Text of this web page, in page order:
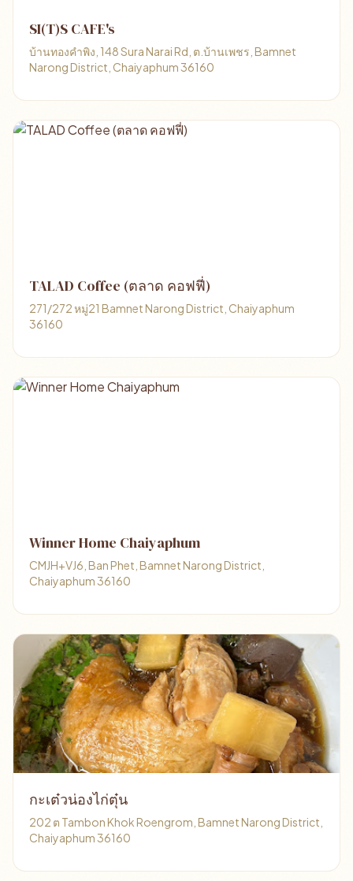
SI(T)S CAFE's
บ้านทองคำพิง, 148 Sura Narai Rd, ต.บ้านเพชร, Bamnet
Narong District, Chaiyaphum 36160
TALAD Coffee (ตลาด คอฟฟี่)
271/272 หมู่21 Bamnet Narong District, Chaiyaphum
36160
Winner Home Chaiyaphum
CMJH+VJ6, Ban Phet, Bamnet Narong District,
Chaiyaphum 36160
กะเต๋วน่องไก่ตุ๋น
202 ต Tambon Khok Roengrom, Bamnet Narong District,
Chaiyaphum 36160